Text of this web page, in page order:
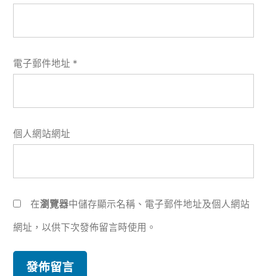
電子郵件地址 *
個人網站網址
在瀏覽器中儲存顯示名稱、電子郵件地址及個人網站
網址，以供下次發佈留言時使用。